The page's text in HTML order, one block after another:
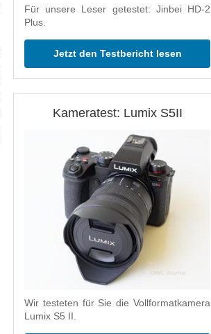
Für unsere Leser getestet: Jinbei HD-2
Plus.
Jetzt den Testbericht lesen
Kameratest: Lumix S5II
Wir testeten für Sie die Vollformatkamera
Lumix S5 II.